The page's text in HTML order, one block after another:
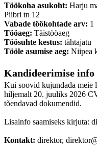
Töökoha asukoht: Harju
Piibri tn 12
Vabade töökohtade arv: 1
Tööaeg: Täistööaeg
Töösuhte kestus: tähtajatu
Tööle asumise aeg: Niipea
Kandideerimise info
Kui soovid kujundada meie
hiljemalt 20. juuliks 2026
tõendavad dokumendid.
Lisainfo saamiseks kirjuta:
Kontakt: direktor,